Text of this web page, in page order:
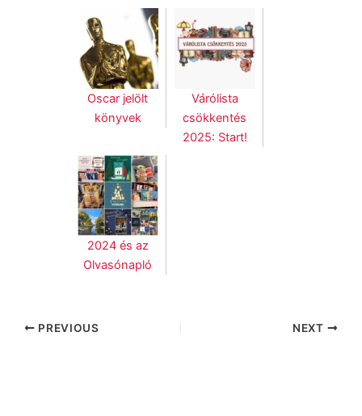
Oscar jelölt
könyvek
Várólista
csökkentés
2025: Start!
2024 és az
Olvasónapló
PREVIOUS NEXT